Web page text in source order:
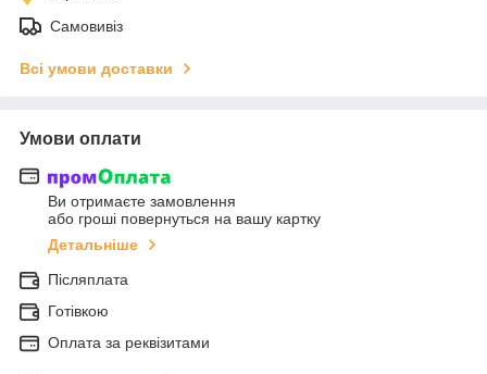
Самовивіз
Всі умови доставки
Умови оплати
Ви отримаєте замовлення
або гроші повернуться на вашу картку
Детальніше
Післяплата
Готівкою
Оплата за реквізитами